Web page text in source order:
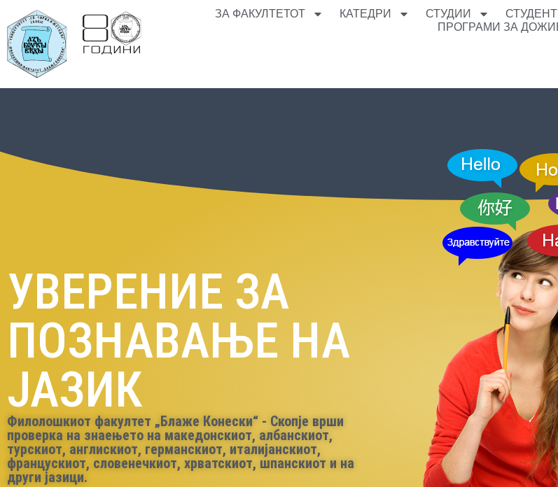
ЗА ФАКУЛТЕТОТ КАТЕДРИ СТУДИИ
ПРОГРАМИ ЗА
УВЕРЕНИЕ ЗА
ПОЗНАВАЊЕ НА
ЈАЗИК
Филолошкиот факултет „Блаже Конески“ - Скопје врши
проверка на знаењето на македонскиот, албанскиот,
турскиот, англискиот, германскиот, италијанскиот,
францускиот, словенечкиот, хрватскиот, шпанскиот и на
други јазици.